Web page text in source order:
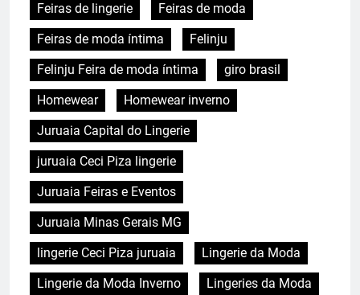
Feiras de lingerie
Feiras de moda
Feiras de moda íntima
Felinju
Felinju Feira de moda íntima
giro brasil
Homewear
Homewear inverno
Juruaia Capital do Lingerie
juruaia Ceci Piza lingerie
Juruaia Feiras e Eventos
Juruaia Minas Gerais MG
lingerie Ceci Piza juruaia
Lingerie da Moda
Lingerie da Moda Inverno
Lingeries da Moda